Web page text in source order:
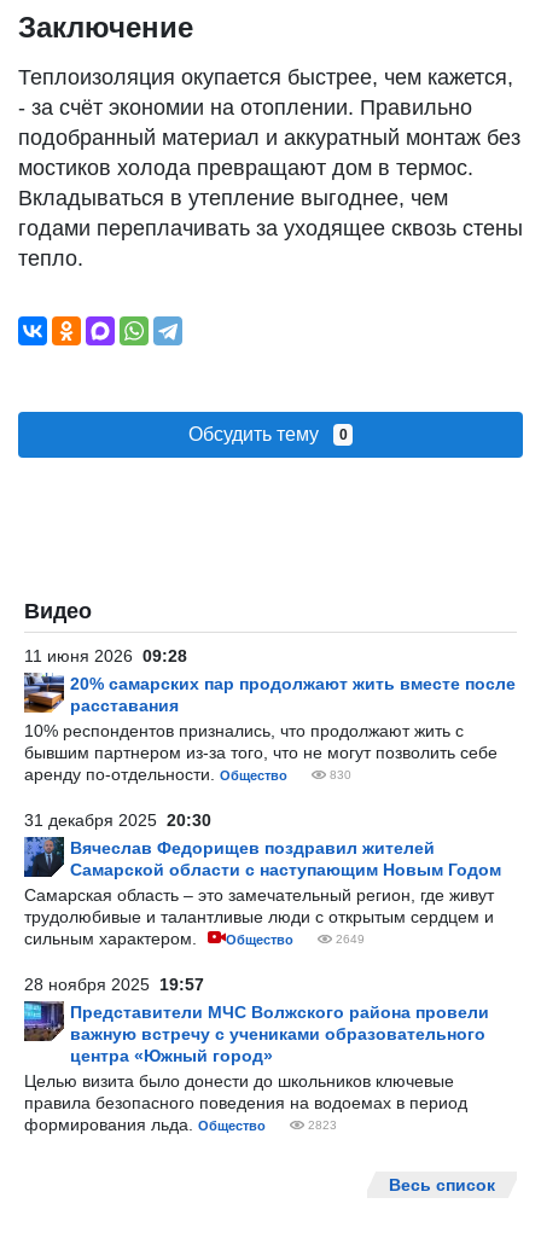
Заключение
Теплоизоляция окупается быстрее, чем кажется,
- за счёт экономии на отоплении. Правильно
подобранный материал и аккуратный монтаж без
мостиков холода превращают дом в термос.
Вкладываться в утепление выгоднее, чем
годами переплачивать за уходящее сквозь стены
тепло.
Обсудить тему 0
Видео
11 июня 2026 09:28
20% самарских пар продолжают жить вместе после
расставания
10% респондентов признались, что продолжают жить с
бывшим партнером из-за того, что не могут позволить себе
аренду по-отдельности.
Общество 830
31 декабря 2025 20:30
Вячеслав Федорищев поздравил жителей
Самарской области с наступающим Новым Годом
Самарская область – это замечательный регион, где живут
трудолюбивые и талантливые люди с открытым сердцем и
сильным характером.
Общество 2649
28 ноября 2025 19:57
Представители МЧС Волжского района провели
важную встречу с учениками образовательного
центра «Южный город»
Целью визита было донести до школьников ключевые
правила безопасного поведения на водоемах в период
формирования льда.
Общество 2823
Весь список